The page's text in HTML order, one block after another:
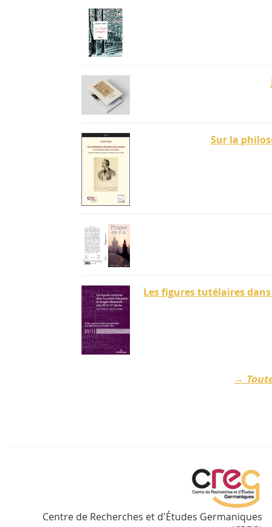
Sur la
Les figures tutélaires
→
Centre de Recherches et d'Études Germaniques